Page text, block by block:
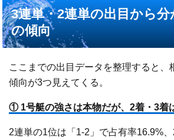
3連単・2連単の出目から
の傾向
ここまでの出目データを整理すると、
傾向が3つ見えてくる。
① 1号艇の強さは本物だが、2着・3着
2連単の1位は「1-2」で占有率16.9%